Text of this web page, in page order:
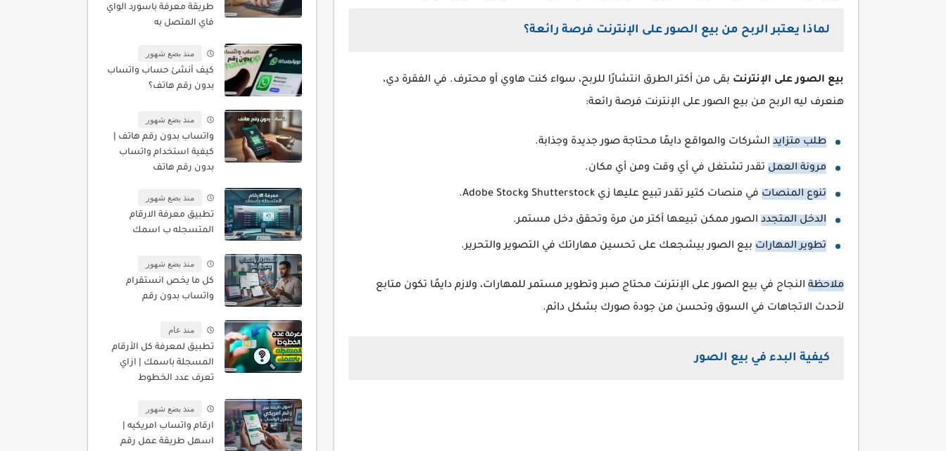
لماذا يعتبر الربح من بيع الصور على الإنترنت فرصة رائعة؟
بيع الصور على الإنترنت بقى من أكتر الطرق انتشارًا للربح، سواء كنت هاوي أو محترف. في الفقرة دي،
هنعرف ليه الربح من بيع الصور على الإنترنت فرصة رائعة:
طلب متزايد الشركات والمواقع دايمًا محتاجة صور جديدة وجذابة.
مرونة العمل تقدر تشتغل في أي وقت ومن أي مكان.
تنوع المنصات في منصات كتير تقدر تبيع عليها زي Shutterstock وAdobe Stock.
الدخل المتجدد الصور ممكن تبيعها أكتر من مرة وتحقق دخل مستمر.
تطوير المهارات بيع الصور بيشجعك على تحسين مهاراتك في التصوير والتحرير.
ملاحظة النجاح في بيع الصور على الإنترنت محتاج صبر وتطوير مستمر للمهارات، ولازم دايمًا تكون متابع
لأحدث الاتجاهات في السوق وتحسن من جودة صورك بشكل دائم.
كيفية البدء في بيع الصور
طريقة معرفة باسورد الواي
فاي المتصل به
منذ بضع شهور
كيف أنشئ حساب واتساب
بدون رقم هاتف؟
منذ بضع شهور
واتساب بدون رقم هاتف |
كيفية استخدام واتساب
بدون رقم هاتف
منذ بضع شهور
تطبيق معرفة الارقام
المتسجله ب اسمك
منذ بضع شهور
كل ما يخص انستقرام
واتساب بدون رقم
منذ عام
تطبيق لمعرفة كل الأرقام
المسجلة باسمك | ازاي
تعرف عدد الخطوط
منذ بضع شهور
ارقام واتساب امريكيه |
اسهل طريقة عمل رقم